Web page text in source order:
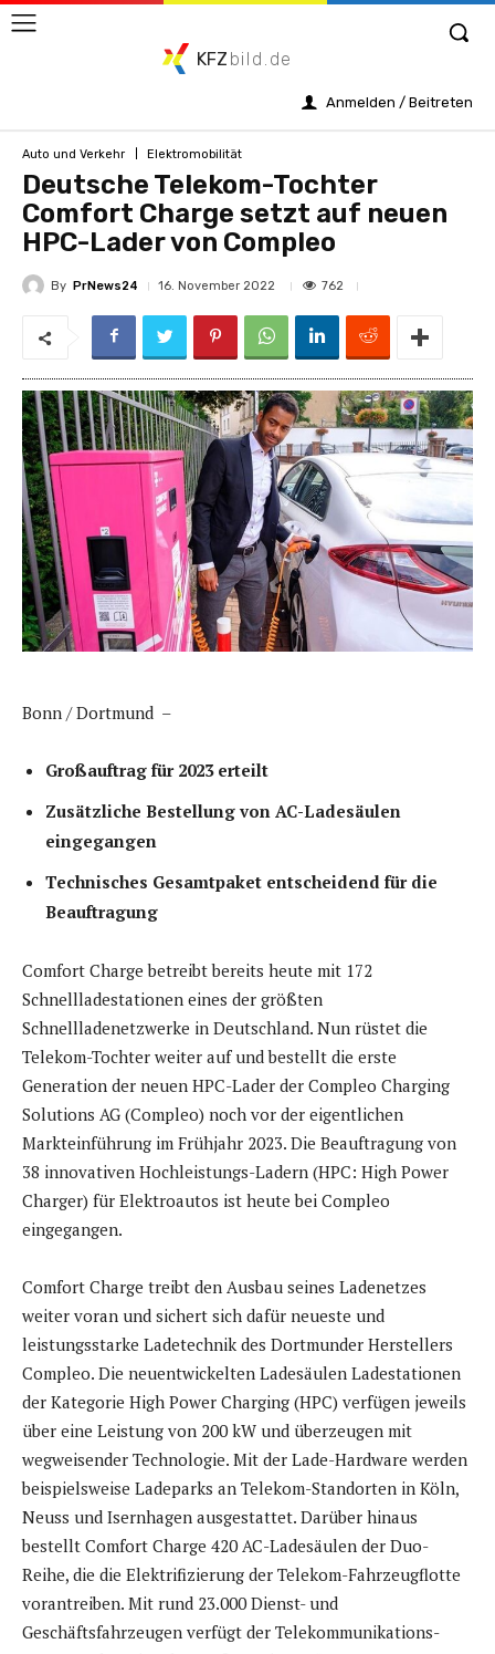
KFZ bild.de
Anmelden / Beitreten
Auto und Verkehr Elektromobilität
Deutsche Telekom-Tochter
Comfort Charge setzt auf neuen
HPC-Lader von Compleo
By PrNews24 16. November 2022 762
Bonn / Dortmund –
Großauftrag für 2023 erteilt
Zusätzliche Bestellung von AC-Ladesäulen
eingegangen
Technisches Gesamtpaket entscheidend für die
Beauftragung
Comfort Charge betreibt bereits heute mit 172
Schnellladestationen eines der größten
Schnellladenetzwerke in Deutschland. Nun rüstet die
Telekom-Tochter weiter auf und bestellt die erste
Generation der neuen HPC-Lader der Compleo Charging
Solutions AG (Compleo) noch vor der eigentlichen
Markteinführung im Frühjahr 2023. Die Beauftragung von
38 innovativen Hochleistungs-Ladern (HPC: High Power
Charger) für Elektroautos ist heute bei Compleo
eingegangen.
Comfort Charge treibt den Ausbau seines Ladenetzes
weiter voran und sichert sich dafür neueste und
leistungsstarke Ladetechnik des Dortmunder Herstellers
Compleo. Die neuentwickelten Ladesäulen Ladestationen
der Kategorie High Power Charging (HPC) verfügen jeweils
über eine Leistung von 200 kW und überzeugen mit
wegweisender Technologie. Mit der Lade-Hardware werden
beispielsweise Ladeparks an Telekom-Standorten in Köln,
Neuss und Isernhagen ausgestattet. Darüber hinaus
bestellt Comfort Charge 420 AC-Ladesäulen der Duo-
Reihe, die die Elektrifizierung der Telekom-Fahrzeugflotte
vorantreiben. Mit rund 23.000 Dienst- und
Geschäftsfahrzeugen verfügt der Telekommunikations-